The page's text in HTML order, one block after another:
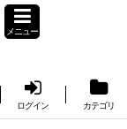
メニュー
ログイン カテゴリ